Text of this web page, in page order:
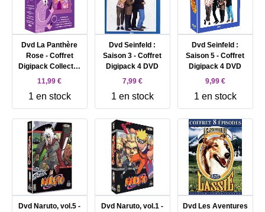
Dvd La Panthère
Rose - Coffret
Digipack Collector
6 DVD
11,99 €
1 en stock
Dvd Seinfeld :
Saison 3 - Coffret
Digipack 4 DVD
7,99 €
1 en stock
Dvd Seinfeld :
Saison 5 - Coffret
Digipack 4 DVD
9,99 €
1 en stock
Dvd Naruto, vol.5 -
Dvd Naruto, vol.1 -
Dvd Les Aventures